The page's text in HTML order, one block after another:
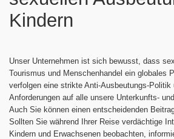
Kindern
Unser Unternehmen ist sich bewusst, dass
Tourismus und Menschenhandel ein globales
verfolgen eine strikte Anti-Ausbeutungs-Politik
Anforderungen auf alle unsere Unterkunfts-
Auch Sie können einen entscheidenden
Sollten Sie während Ihrer Reise verdächtige
Kindern und Erwachsenen beobachten,